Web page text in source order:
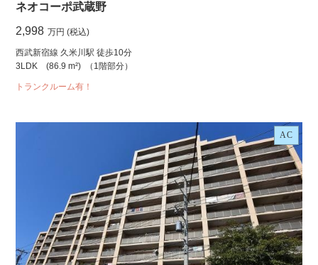
ネオコーポ武蔵野
2,998 万円 (税込)
西武新宿線 久米川駅 徒歩10分
3LDK
(86.9 m²) （1階部分）
トランクルーム有！
AC